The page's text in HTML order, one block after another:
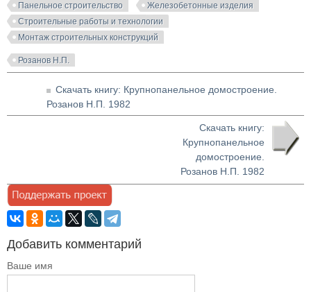
Панельное строительство
Железобетонные изделия
Строительные работы и технологии
Монтаж строительных конструкций
Розанов Н.П.
Скачать книгу: Крупнопанельное домостроение.
Розанов Н.П. 1982
Скачать книгу:
Крупнопанельное
домостроение.
Розанов Н.П. 1982
Добавить комментарий
Ваше имя